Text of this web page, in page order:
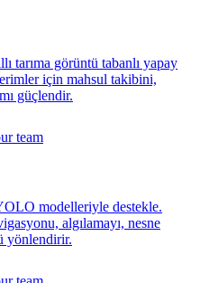
tarıma görüntü tabanlı yapay
için mahsul takibini,
güçlendir.
modelleriyle destekle.
algılamayı, nesne
yönlendirir.